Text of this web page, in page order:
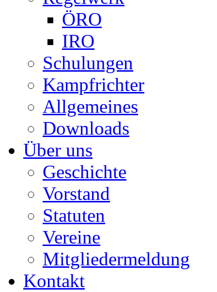
ÖRO
IRO
Schulungen
Kampfrichter
Allgemeines
Downloads
Über uns
Geschichte
Vorstand
Statuten
Vereine
Mitgliedermeldung
Kontakt